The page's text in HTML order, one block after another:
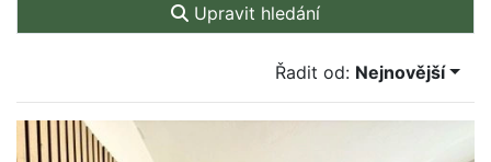
Upravit hledání
Řadit od: Nejnovější